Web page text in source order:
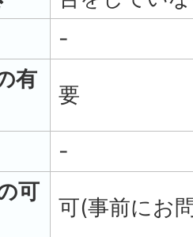
-
有
要
-
可
可(事前にお